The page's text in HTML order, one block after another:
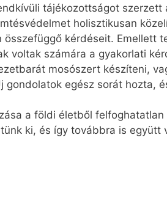
tájékozottságot
holisztikusan
kérdéseit. Emellett
voltak számára a gyakorlati
mosószert készíteni,
gondolatok egész sorát hozta,
a földi életből
ki, és így továbbra is együtt